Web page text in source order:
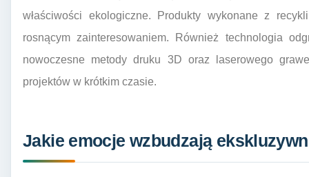
właściwości ekologiczne. Produkty wykonane z
rosnącym zainteresowaniem. Również technologia
nowoczesne metody druku 3D oraz laserowego
projektów w krótkim czasie.
Jakie emocje wzbudzają